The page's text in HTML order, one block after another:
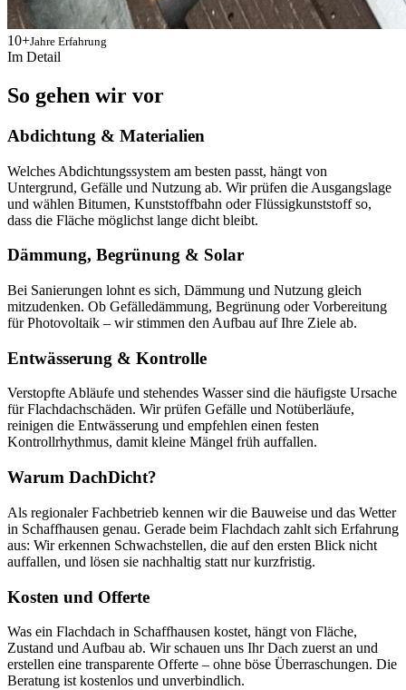
10+Jahre Erfahrung
Im Detail
So gehen wir vor
Abdichtung & Materialien
Welches Abdichtungssystem am besten passt, hängt von
Untergrund, Gefälle und Nutzung ab. Wir prüfen die Ausgangslage
und wählen Bitumen, Kunststoffbahn oder Flüssigkunststoff so,
dass die Fläche möglichst lange dicht bleibt.
Dämmung, Begrünung & Solar
Bei Sanierungen lohnt es sich, Dämmung und Nutzung gleich
mitzudenken. Ob Gefälledämmung, Begrünung oder Vorbereitung
für Photovoltaik – wir stimmen den Aufbau auf Ihre Ziele ab.
Entwässerung & Kontrolle
Verstopfte Abläufe und stehendes Wasser sind die häufigste Ursache
für Flachdachschäden. Wir prüfen Gefälle und Notüberläufe,
reinigen die Entwässerung und empfehlen einen festen
Kontrollrhythmus, damit kleine Mängel früh auffallen.
Warum DachDicht?
Als regionaler Fachbetrieb kennen wir die Bauweise und das Wetter
in Schaffhausen genau. Gerade beim Flachdach zahlt sich Erfahrung
aus: Wir erkennen Schwachstellen, die auf den ersten Blick nicht
auffallen, und lösen sie nachhaltig statt nur kurzfristig.
Kosten und Offerte
Was ein Flachdach in Schaffhausen kostet, hängt von Fläche,
Zustand und Aufbau ab. Wir schauen uns Ihr Dach zuerst an und
erstellen eine transparente Offerte – ohne böse Überraschungen. Die
Beratung ist kostenlos und unverbindlich.